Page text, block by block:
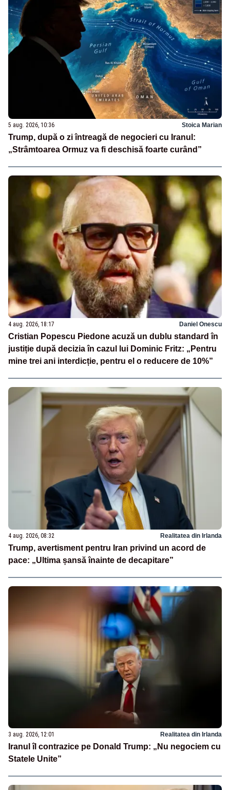
5 aug. 2026, 10:36 Stoica Marian
Trump, după o zi întreagă de negocieri cu Iranul:
„Strâmtoarea Ormuz va fi deschisă foarte curând”
4 aug. 2026, 18:17 Daniel Onescu
Cristian Popescu Piedone acuză un dublu standard în
justiție după decizia în cazul lui Dominic Fritz: „Pentru
mine trei ani interdicție, pentru el o reducere de 10%”
4 aug. 2026, 08:32 Realitatea din Irlanda
Trump, avertisment pentru Iran privind un acord de
pace: „Ultima șansă înainte de decapitare”
3 aug. 2026, 12:01 Realitatea din Irlanda
Iranul îl contrazice pe Donald Trump: „Nu negociem cu
Statele Unite”